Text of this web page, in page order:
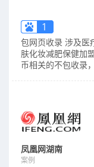
1
包网页收录 涉及医
肤化妆减肥保健加
币相关的不包收录
凤凰网湖南
案例